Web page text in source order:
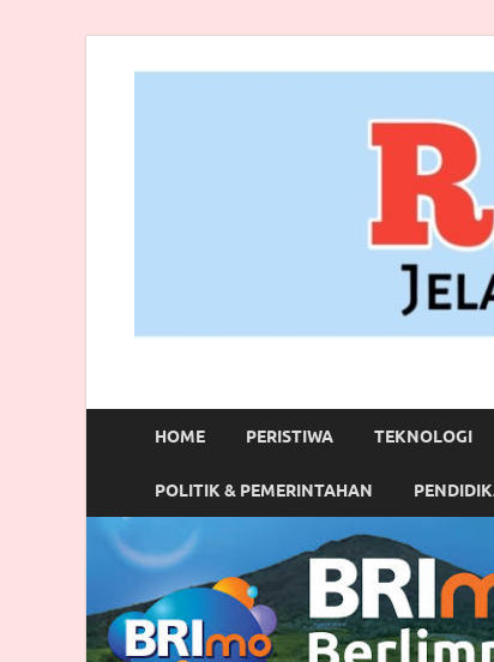
RANBITV.COM
HOME PERISTIWA TEKNOLOGI
POLITIK & PEMERINTAHAN